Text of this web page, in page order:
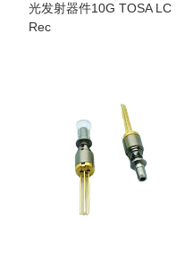
光发射器件10G TOSA LC
Rec